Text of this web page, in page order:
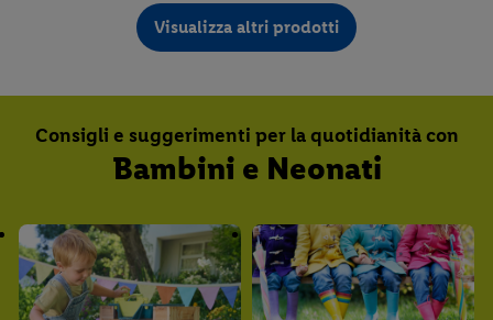
Visualizza altri prodotti
Consigli e suggerimenti per la quotidianità con
Bambini e Neonati